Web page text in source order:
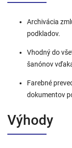
Archivácia
podkladov.
Vhodný do
šanónov
Farebné
dokumentov
Výhody